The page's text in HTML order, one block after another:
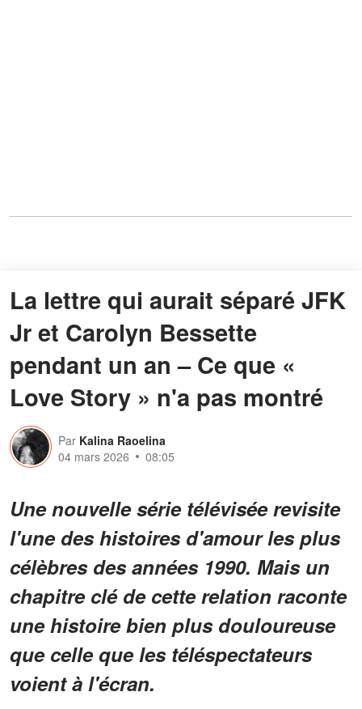
La lettre qui aurait séparé JFK
Jr et Carolyn Bessette
pendant un an – Ce que «
Love Story » n'a pas montré
Par Kalina Raoelina
04 mars 2026
08:05
Une nouvelle série télévisée revisite
l'une des histoires d'amour les plus
célèbres des années 1990. Mais un
chapitre clé de cette relation raconte
une histoire bien plus douloureuse
que celle que les téléspectateurs
voient à l'écran.